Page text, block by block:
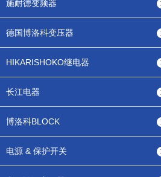
施耐德变频器
德国博洛科变压器
HIKARISHOKO继电器
长江电器
博洛科BLOCK
电源 & 保护开关